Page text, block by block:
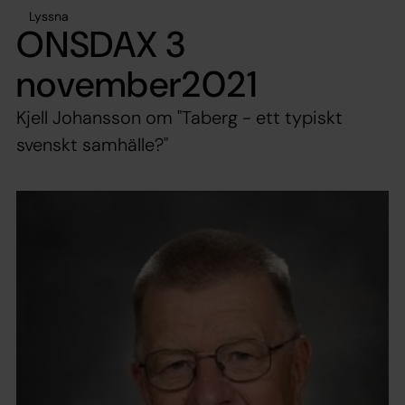
Lyssna
ONSDAX 3
november2021
Kjell Johansson om "Taberg - ett typiskt
svenskt samhälle?"